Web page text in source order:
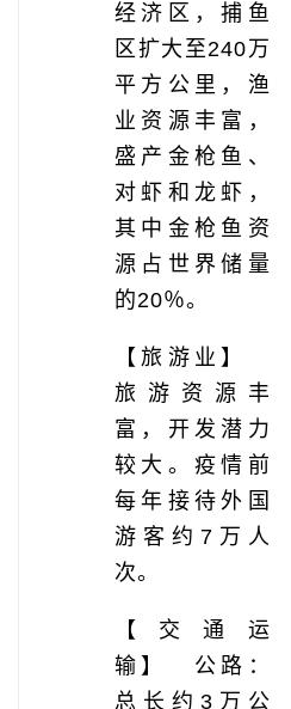
经济区，捕鱼
区扩大至240万
平方公里，渔
业资源丰富，
盛产金枪鱼、
对虾和龙虾，
其中金枪鱼资
源占世界储量
的20％。
【旅游业】
旅游资源丰
富，开发潜力
较大。疫情前
每年接待外国
游客约7万人
次。
【交通运
输】 公路：
总长约3万公